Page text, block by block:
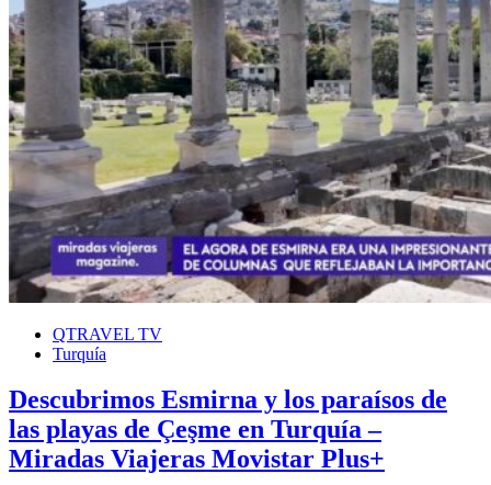
QTRAVEL TV
Turquía
Descubrimos Esmirna y los paraísos de
las playas de Çeşme en Turquía –
Miradas Viajeras Movistar Plus+